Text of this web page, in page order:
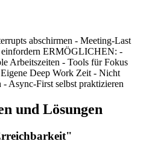
abschirmen - Meeting-Last
einfordern ERMÖGLICHEN: -
Arbeitszeiten - Tools für Fokus
Deep Work Zeit - Nicht
Async-First selbst praktizieren
und Lösungen